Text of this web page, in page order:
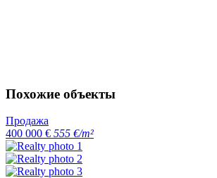
Похожие объекты
Продажа
400 000 € 555 €/m²